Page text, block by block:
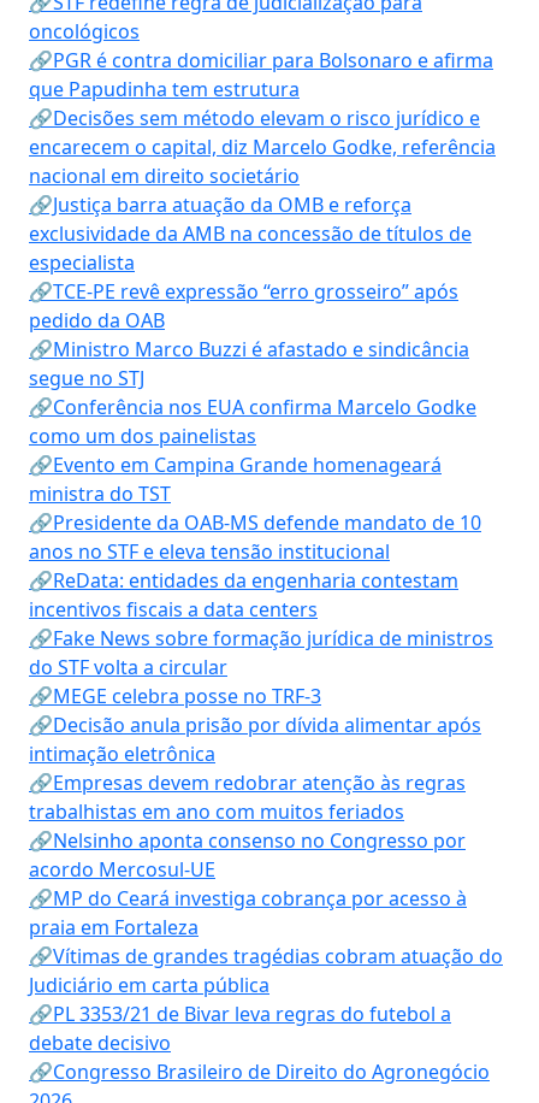
oncológicos
🔗PGR é contra domiciliar para Bolsonaro e afirma
que Papudinha tem estrutura
🔗Decisões sem método elevam o risco jurídico e
encarecem o capital, diz Marcelo Godke, referência
nacional em direito societário
🔗Justiça barra atuação da OMB e reforça
exclusividade da AMB na concessão de títulos de
especialista
🔗TCE-PE revê expressão “erro grosseiro” após
pedido da OAB
🔗Ministro Marco Buzzi é afastado e sindicância
segue no STJ
🔗Conferência nos EUA confirma Marcelo Godke
como um dos painelistas
🔗Evento em Campina Grande homenageará
ministra do TST
🔗Presidente da OAB-MS defende mandato de 10
anos no STF e eleva tensão institucional
🔗ReData: entidades da engenharia contestam
incentivos fiscais a data centers
🔗Fake News sobre formação jurídica de ministros
do STF volta a circular
🔗MEGE celebra posse no TRF-3
🔗Decisão anula prisão por dívida alimentar após
intimação eletrônica
🔗Empresas devem redobrar atenção às regras
trabalhistas em ano com muitos feriados
🔗Nelsinho aponta consenso no Congresso por
acordo Mercosul-UE
🔗MP do Ceará investiga cobrança por acesso à
praia em Fortaleza
🔗Vítimas de grandes tragédias cobram atuação do
Judiciário em carta pública
🔗PL 3353/21 de Bivar leva regras do futebol a
debate decisivo
🔗Congresso Brasileiro de Direito do Agronegócio